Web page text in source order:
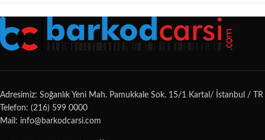
Adresimiz: Soğanlık Yeni Mah. Pamukkale Sok. 15/1 Kartal/ İstanbul / TR
Telefon: (216) 599 0000
Mail: info@barkodcarsi.com